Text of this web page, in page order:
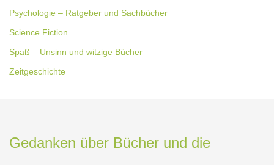
Psychologie – Ratgeber und Sachbücher
Science Fiction
Spaß – Unsinn und witzige Bücher
Zeitgeschichte
Gedanken über Bücher und die